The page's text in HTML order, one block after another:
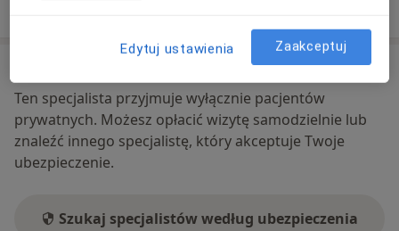
Ubezpieczenia - brak akceptowanych
Ten specjalista przyjmuje wyłącznie pacjentów
prywatnych. Możesz opłacić wizytę samodzielnie lub
znaleźć innego specjalistę, który akceptuje Twoje
ubezpieczenie.
Szukaj specjalistów według ubezpieczenia
Edytuj ustawienia Zaakceptuj